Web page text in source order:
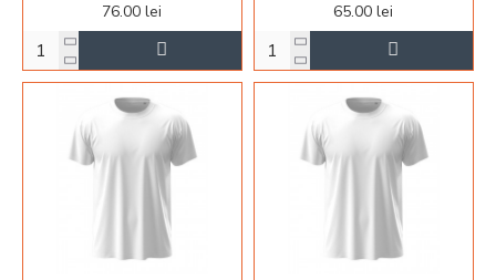
76.00 lei
65.00 lei